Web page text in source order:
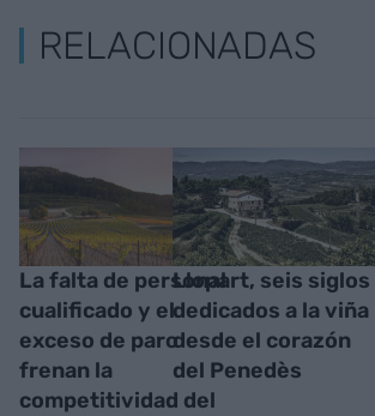
RELACIONADAS
La falta de personal
cualificado y el
exceso de paro
frenan la
competitividad del
Llopart, seis siglos
dedicados a la viña
desde el corazón
del Penedès